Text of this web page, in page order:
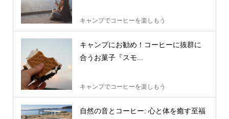
キャンプでコーヒーを楽しもう
キャンプにお勧め！コーヒーに抜群に
合うお菓子『スモ...
キャンプでコーヒーを楽しもう
自然の音とコーヒー: 心と体を癒す至福